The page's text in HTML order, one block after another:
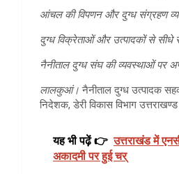
आंचल की विपणन और दुग्ध संग्रहण
दुग्ध विक्रेताओं और उत्पादकों से सीधे
नैनीताल दुग्ध संघ की व्यवस्थाओं पर
लालकुआं। नैनीताल दुग्ध उत्पादक
निदेशक, डेरी विकास विभाग
यह भी पढ़ें 👉 उत्तराखंड में
अकादमी पर हुई चर्